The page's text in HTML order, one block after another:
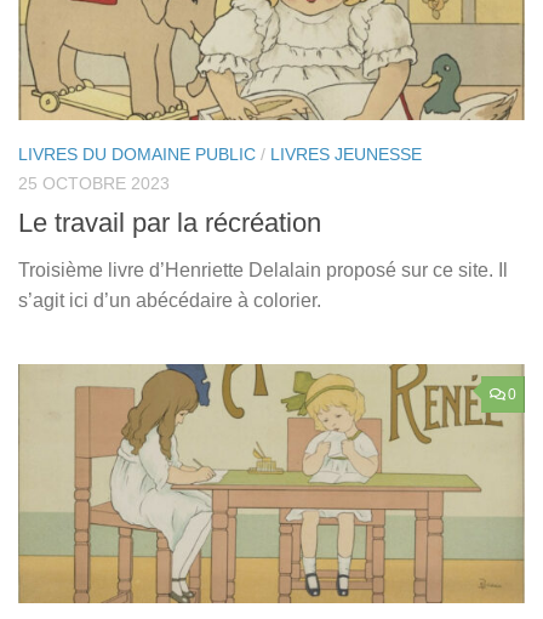
LIVRES DU DOMAINE PUBLIC / LIVRES JEUNESSE
25 OCTOBRE 2023
Le travail par la récréation
Troisième livre d’Henriette Delalain proposé sur ce site. Il
s’agit ici d’un abécédaire à colorier.
0